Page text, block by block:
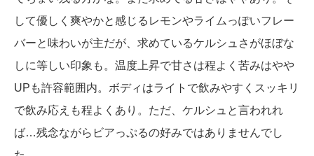
して優しく爽やかと感じるレモンやライムっぽいフレー
バーと味わいが主だが、求めているケルシュさがほぼな
しに等しい印象も。温度上昇で甘さは程よく苦みはやや
UPも許容範囲内。ボディはライトで飲みやすくスッキリ
で飲み応えも程よくあり。ただ、ケルシュと言われれ
ば…残念ながらビアっぷるの好みではありませんでし